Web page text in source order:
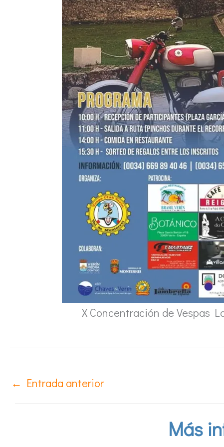
X Concentración de Vespas
← Entrada anterior
Más